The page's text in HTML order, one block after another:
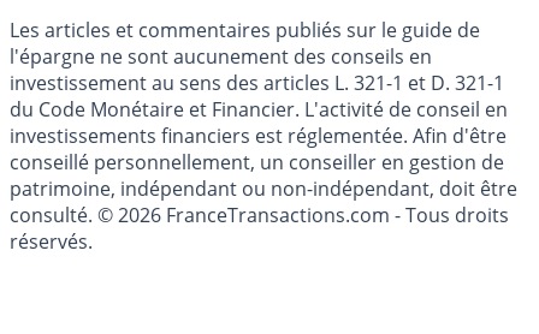
Les articles et commentaires publiés sur le guide de
l'épargne ne sont aucunement des conseils en
investissement au sens des articles L. 321-1 et D. 321-1
du Code Monétaire et Financier. L'activité de conseil en
investissements financiers est réglementée. Afin d'être
conseillé personnellement, un conseiller en gestion de
patrimoine, indépendant ou non-indépendant, doit être
consulté. © 2026 FranceTransactions.com - Tous droits
réservés.